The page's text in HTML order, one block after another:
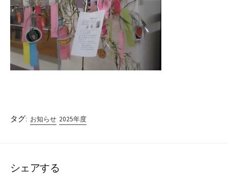
タグ: お知らせ 2025年度
シェアする